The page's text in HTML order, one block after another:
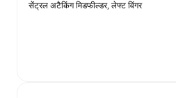
सेंट्रल अटैकिंग मिडफील्डर, लेफ्ट विंगर